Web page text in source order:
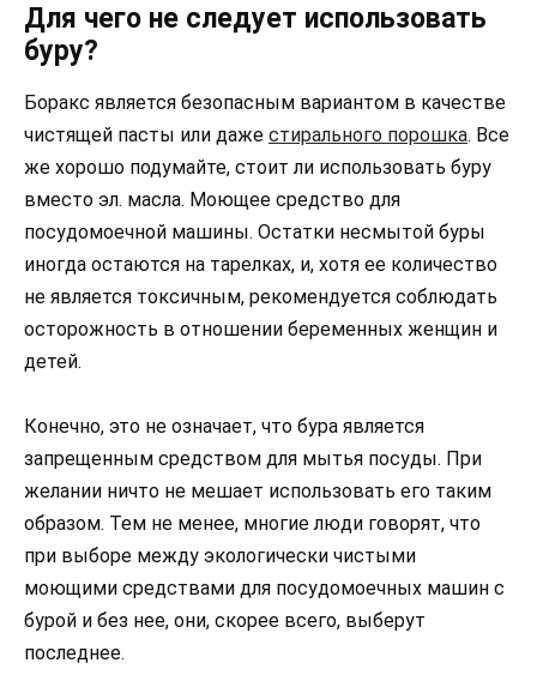
Для чего не следует использовать
буру?
Боракс является безопасным вариантом в качестве
чистящей пасты или даже стирального порошка. Все
же хорошо подумайте, стоит ли использовать буру
вместо эл. масла. Моющее средство для
посудомоечной машины. Остатки несмытой буры
иногда остаются на тарелках, и, хотя ее количество
не является токсичным, рекомендуется соблюдать
осторожность в отношении беременных женщин и
детей.
Конечно, это не означает, что бура является
запрещенным средством для мытья посуды. При
желании ничто не мешает использовать его таким
образом. Тем не менее, многие люди говорят, что
при выборе между экологически чистыми
моющими средствами для посудомоечных машин с
бурой и без нее, они, скорее всего, выберут
последнее.